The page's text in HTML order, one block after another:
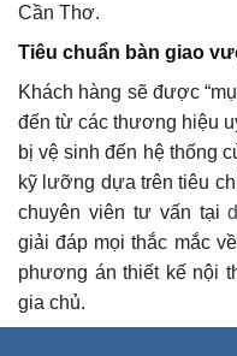
Cần Thơ.
Tiêu chuẩn bàn giao
Khách hàng sẽ được
đến từ các thương hiệu
bị vệ sinh đến hệ thống
kỹ lưỡng dựa trên tiêu
chuyên viên tư vấn tại
giải đáp mọi thắc mắc
phương án thiết kế nội
gia chủ.